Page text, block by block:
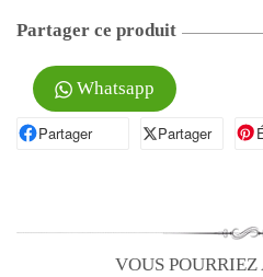
Partager ce produit
Whatsapp
PartagerPartager sur Facebook
Partager
Partager
VOUS